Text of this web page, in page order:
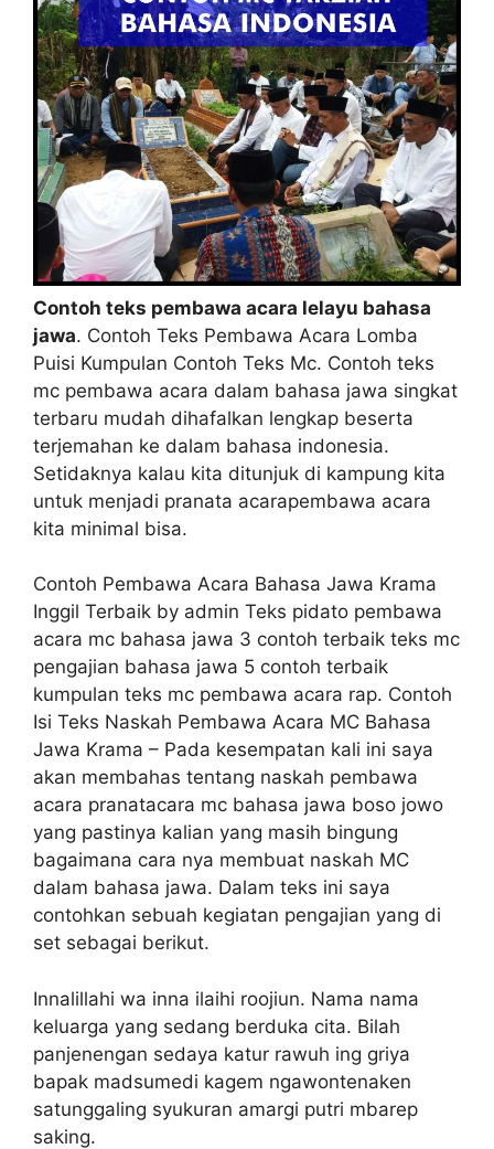
Contoh teks pembawa acara lelayu bahasa
jawa. Contoh Teks Pembawa Acara Lomba
Puisi Kumpulan Contoh Teks Mc. Contoh teks
mc pembawa acara dalam bahasa jawa singkat
terbaru mudah dihafalkan lengkap beserta
terjemahan ke dalam bahasa indonesia.
Setidaknya kalau kita ditunjuk di kampung kita
untuk menjadi pranata acarapembawa acara
kita minimal bisa.
Contoh Pembawa Acara Bahasa Jawa Krama
Inggil Terbaik by admin Teks pidato pembawa
acara mc bahasa jawa 3 contoh terbaik teks mc
pengajian bahasa jawa 5 contoh terbaik
kumpulan teks mc pembawa acara rap. Contoh
Isi Teks Naskah Pembawa Acara MC Bahasa
Jawa Krama – Pada kesempatan kali ini saya
akan membahas tentang naskah pembawa
acara pranatacara mc bahasa jawa boso jowo
yang pastinya kalian yang masih bingung
bagaimana cara nya membuat naskah MC
dalam bahasa jawa. Dalam teks ini saya
contohkan sebuah kegiatan pengajian yang di
set sebagai berikut.
Innalillahi wa inna ilaihi roojiun. Nama nama
keluarga yang sedang berduka cita. Bilah
panjenengan sedaya katur rawuh ing griya
bapak madsumedi kagem ngawontenaken
satunggaling syukuran amargi putri mbarep
saking.